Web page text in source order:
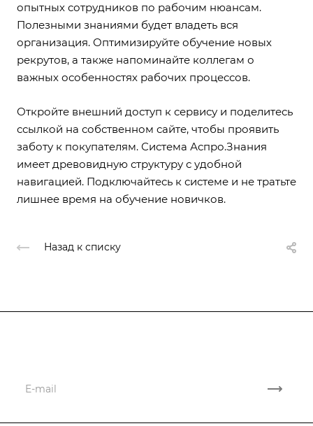
опытных сотрудников по рабочим нюансам.
Полезными знаниями будет владеть вся
организация. Оптимизируйте обучение новых
рекрутов, а также напоминайте коллегам о
важных особенностях рабочих процессов.
Откройте внешний доступ к сервису и поделитесь
ссылкой на собственном сайте, чтобы проявить
заботу к покупателям. Система Аспро.Знания
имеет древовидную структуру с удобной
навигацией. Подключайтесь к системе и не тратьте
лишнее время на обучение новичков.
Назад к списку